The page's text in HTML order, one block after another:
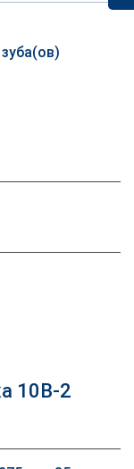
10B-2